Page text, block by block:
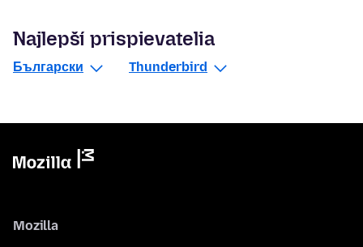
Najlepší prispievatelia
Български Thunderbird
Mozilla